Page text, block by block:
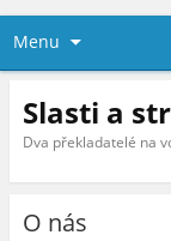
Menu
Slasti a
Dva překladatelé na
O nás